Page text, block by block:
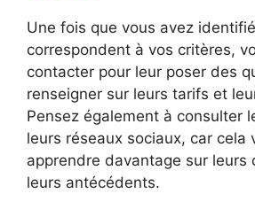
Une fois que vous avez
correspondent à vos critères,
contacter pour leur poser des
renseigner sur leurs tarifs et
Pensez également à consulter
leurs réseaux sociaux, car cela
apprendre davantage sur leurs
leurs antécédents.